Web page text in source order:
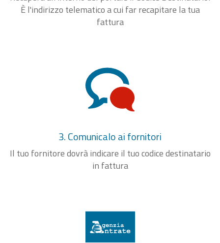
È l'indirizzo telematico a cui far recapitare la tua
fattura
3. Comunicalo ai fornitori
Il tuo fornitore dovrà indicare il tuo codice destinatario
in fattura